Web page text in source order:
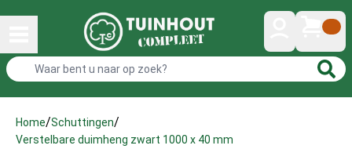
Home/Schuttingen/
Verstelbare duimheng zwart 1000 x 40 mm